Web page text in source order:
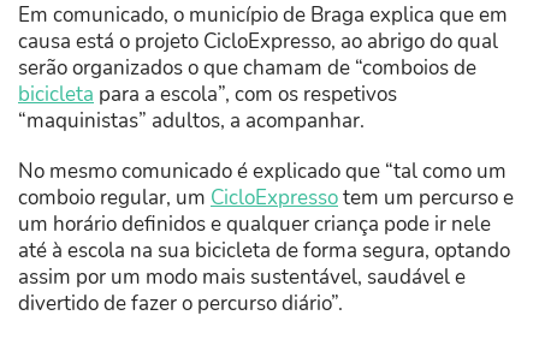
Em comunicado, o município de Braga explica que em
causa está o projeto CicloExpresso, ao abrigo do qual
serão organizados o que chamam de “comboios de
bicicleta para a escola”, com os respetivos
“maquinistas” adultos, a acompanhar.
No mesmo comunicado é explicado que “tal como um
comboio regular, um CicloExpressotem um percurso e
um horário definidos e qualquer criança pode ir nele
até à escola na sua bicicleta de forma segura, optando
assim por um modo mais sustentável, saudável e
divertido de fazer o percurso diário”.